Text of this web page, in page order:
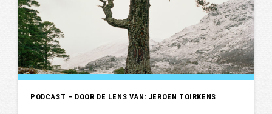
PODCAST – DOOR DE LENS VAN: JEROEN TOIRKENS